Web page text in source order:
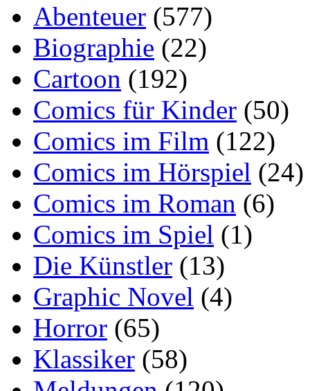
Abenteuer (577)
Biographie (22)
Cartoon (192)
Comics für Kinder (50)
Comics im Film (122)
Comics im Hörspiel (24)
Comics im Roman (6)
Comics im Spiel (1)
Die Künstler (13)
Graphic Novel (4)
Horror (65)
Klassiker (58)